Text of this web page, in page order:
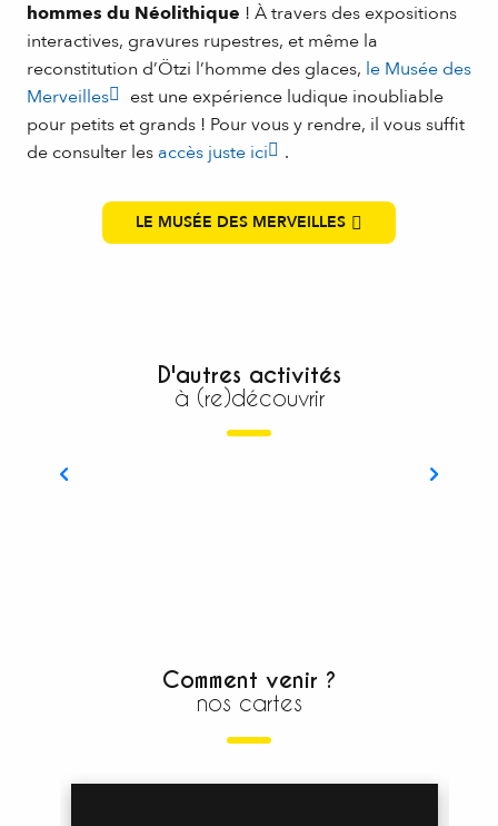
hommes du Néolithique ! À travers des expositions
interactives, gravures rupestres, et même la
reconstitution d’Ötzi l’homme des glaces, le Musée des
Merveilles
est une expérience ludique inoubliable
pour petits et grands ! Pour vous y rendre, il vous suffit
de consulter les accès juste ici .
LE MUSÉE DES MERVEILLES
D'autres activités
à (re)découvrir
Comment venir ?
nos cartes